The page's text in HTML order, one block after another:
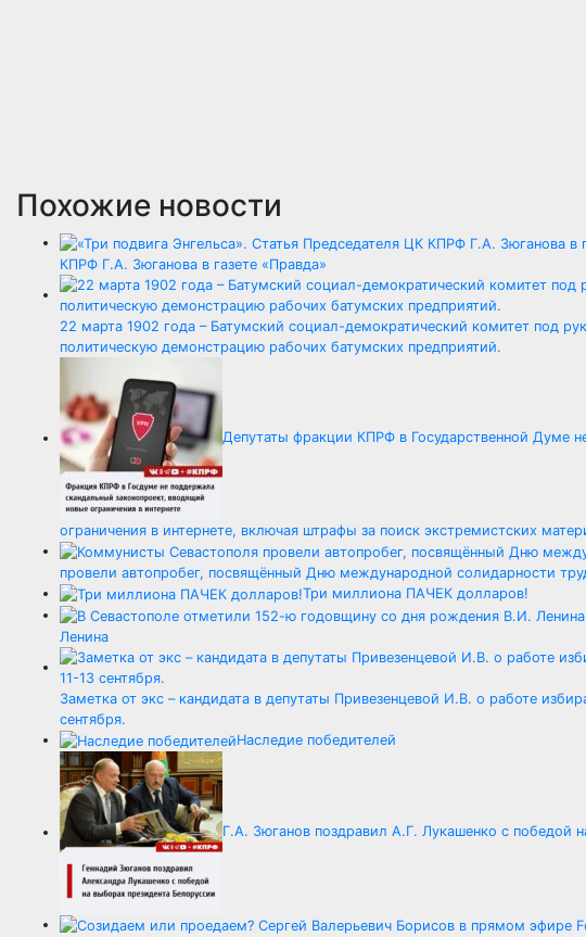
Похожие новости
КПРФ Г.А. Зюганова в газете «Правда»
22 марта 1902 года – Батумский социал-демократический комитет под
политическую демонстрацию рабочих батумских предприятий.
Депутаты фракции КПРФ в Государственной Думе
ограничения в интернете, включая штрафы за поиск экстремистских
провели автопробег, посвящённый Дню международной солидарности
Три миллиона ПАЧЕК долларов!
Ленина
Заметка от экс – кандидата в депутаты Привезенцевой И.В. о работе
сентября.
Наследие победителей
Г.А. Зюганов поздравил А.Г. Лукашенко с победой